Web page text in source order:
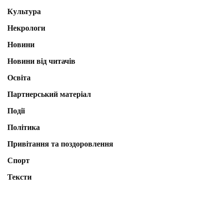
Культура
Некрологи
Новини
Новини від читачів
Освіта
Партнерський матеріал
Події
Політика
Привітання та поздоровлення
Спорт
Тексти